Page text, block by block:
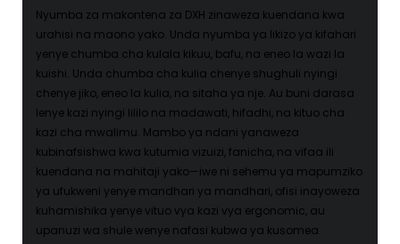
Nyumba za makontena za DXH zinaweza kuendana kwa
urahisi na maono yako. Unda nyumba ya likizo ya kifahari
yenye chumba cha kulala kikuu, bafu, na eneo la wazi la
kuishi. Unda chumba cha kulia chenye shughuli nyingi
chenye jiko, eneo la kulia, na sitaha ya nje. Au buni darasa
lenye kazi nyingi lililo na madawati, hifadhi, na kituo cha
kazi cha mwalimu. Mambo ya ndani yanaweza
kubinafsishwa kwa kutumia vizuizi, fanicha, na vifaa ili
kuendana na mahitaji yako—iwe ni sehemu ya mapumziko
ya ufukweni yenye mandhari ya mandhari, ofisi inayoweza
kuhamishika yenye vituo vya kazi vya ergonomic, au
upanuzi wa shule wenye nafasi kubwa ya kusomea.